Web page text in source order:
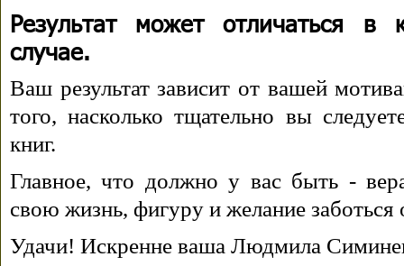
Результат может отличаться в
случае.
Ваш результат зависит от вашей
того, насколько тщательно вы
книг.
Главное, что должно у вас быть -
свою жизнь, фигуру и желание заботься
Удачи! Искренне ваша Людмила